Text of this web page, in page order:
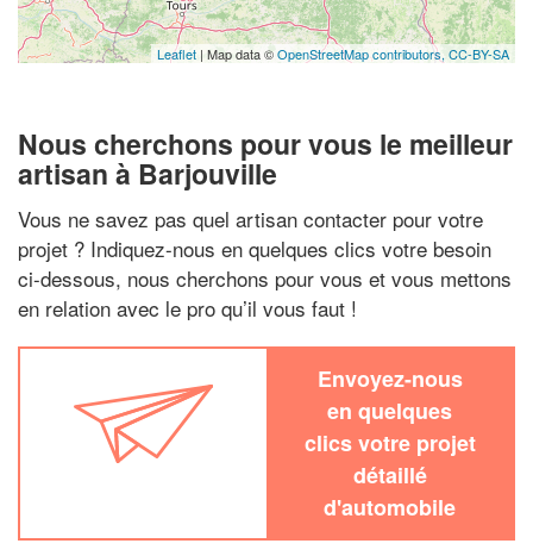
Leaflet | Map data ©OpenStreetMap contributors, CC-BY-SA
Nous cherchons pour vous le meilleur
artisan à Barjouville
Vous ne savez pas quel artisan contacter pour votre
projet ? Indiquez-nous en quelques clics votre besoin
ci-dessous, nous cherchons pour vous et vous mettons
en relation avec le pro qu’il vous faut !
Envoyez-nous
en quelques
clics votre projet
détaillé
d'automobile